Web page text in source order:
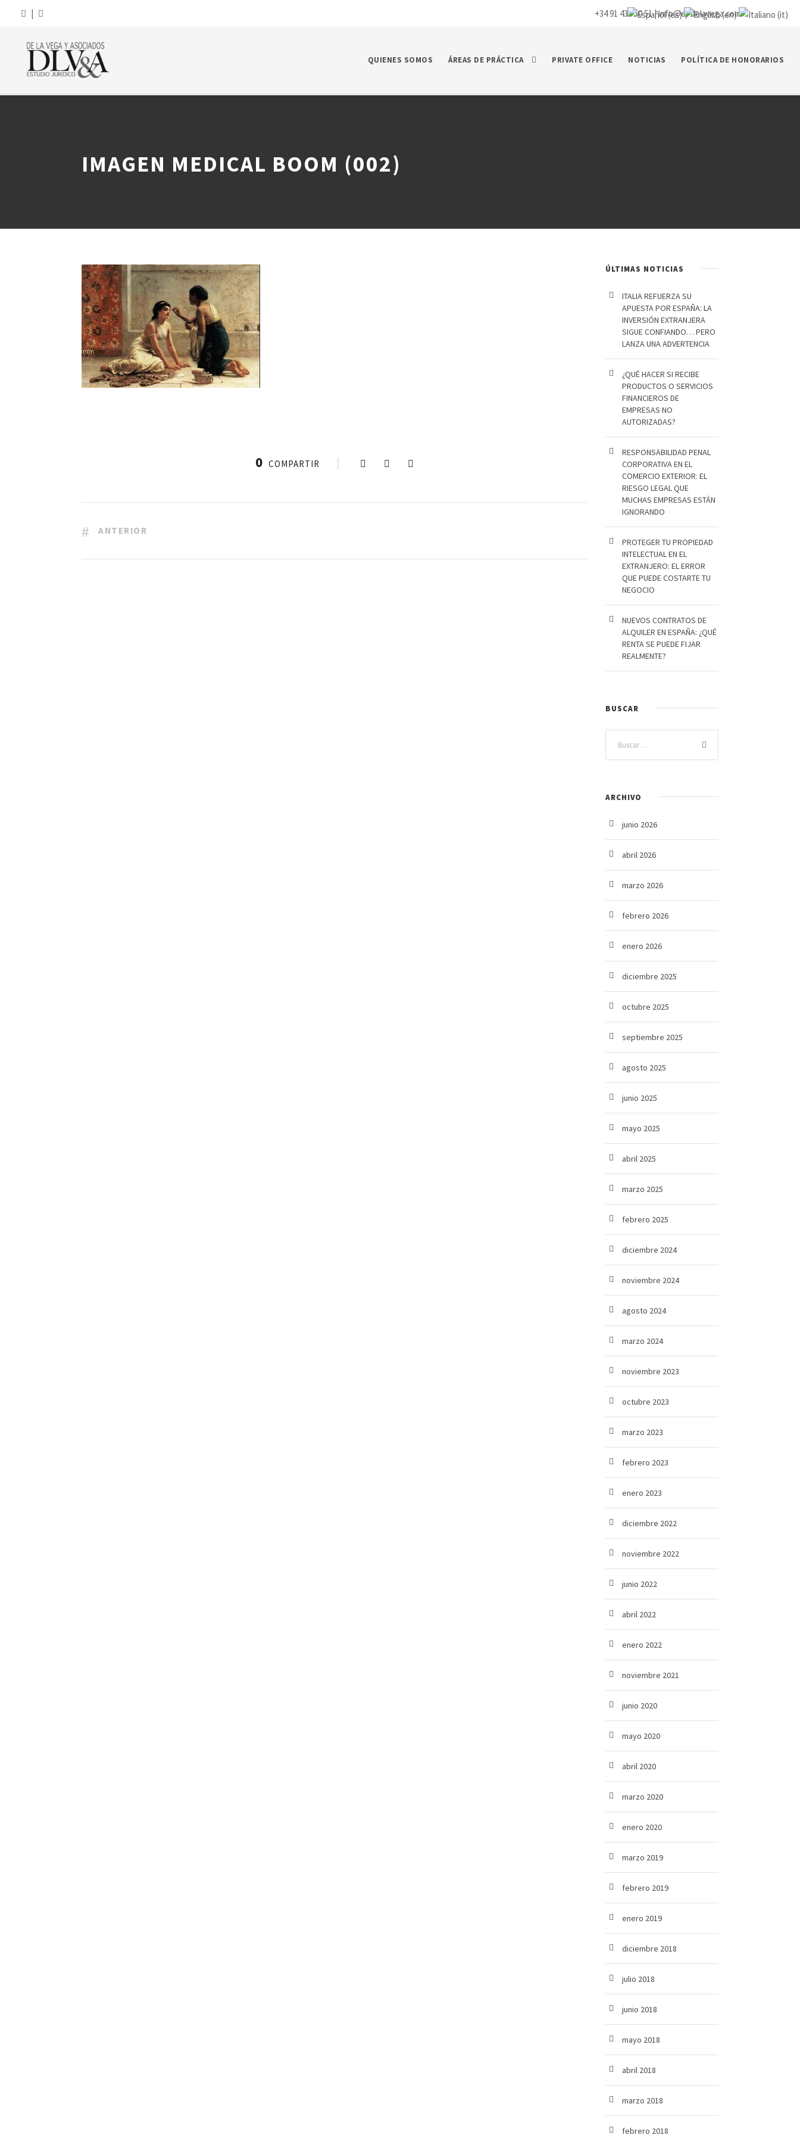
| +34 91 435 50 51 |info@ej-delavega.com
QUIENES SOMOS ÁREAS DE PRÁCTICA PRIVATE OFFICE NOTICIAS POLÍTICA DE HONORARIOS
IMAGEN MEDICAL BOOM (002)
0 COMPARTIR
ANTERIOR
ÚLTIMAS NOTICIAS
ITALIA REFUERZA SU
APUESTA POR ESPAÑA: LA
INVERSIÓN EXTRANJERA
SIGUE CONFIANDO… PERO
LANZA UNA ADVERTENCIA
¿QUÉ HACER SI RECIBE
PRODUCTOS O SERVICIOS
FINANCIEROS DE
EMPRESAS NO
AUTORIZADAS?
RESPONSABILIDAD PENAL
CORPORATIVA EN EL
COMERCIO EXTERIOR: EL
RIESGO LEGAL QUE
MUCHAS EMPRESAS ESTÁN
IGNORANDO
PROTEGER TU PROPIEDAD
INTELECTUAL EN EL
EXTRANJERO: EL ERROR
QUE PUEDE COSTARTE TU
NEGOCIO
NUEVOS CONTRATOS DE
ALQUILER EN ESPAÑA: ¿QUÉ
RENTA SE PUEDE FIJAR
REALMENTE?
BUSCAR
ARCHIVO
junio 2026
abril 2026
marzo 2026
febrero 2026
enero 2026
diciembre 2025
octubre 2025
septiembre 2025
agosto 2025
junio 2025
mayo 2025
abril 2025
marzo 2025
febrero 2025
diciembre 2024
noviembre 2024
agosto 2024
marzo 2024
noviembre 2023
octubre 2023
marzo 2023
febrero 2023
enero 2023
diciembre 2022
noviembre 2022
junio 2022
abril 2022
enero 2022
noviembre 2021
junio 2020
mayo 2020
abril 2020
marzo 2020
enero 2020
marzo 2019
febrero 2019
enero 2019
diciembre 2018
julio 2018
junio 2018
mayo 2018
abril 2018
marzo 2018
febrero 2018